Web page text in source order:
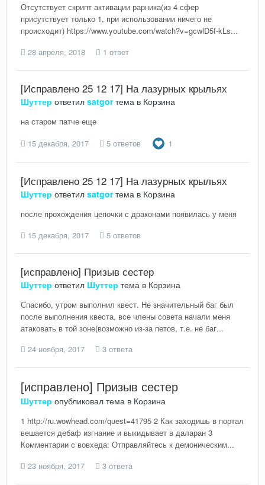
Отсутствует скрипт активации рарника(из 4 сфер
присутствует только 1, при использовании ничего не
происходит) https://www.youtube.com/watch?v=gcwlD5f-kLs...
28 апреля, 2018
1 ответ
[Исправлено 25 12 17] На лазурных крыльях
Шуттер ответил satgorтема в Корзина
на старом патче еще
15 декабря, 2017
5 ответов 1
[Исправлено 25 12 17] На лазурных крыльях
Шуттер ответил satgorтема в Корзина
после прохождения цепочки с драконами появилась у меня
15 декабря, 2017
5 ответов
[исправлено] Призыв сестер
Шуттер ответил Шуттер тема в Корзина
Спасибо, утром выполнил квест. Не значительный баг был
после выполнения квеста, все члены совета начали меня
атаковать в той зоне(возможно из-за петов, т.е. не баг...
24 ноября, 2017
3 ответа
[исправлено] Призыв сестер
Шуттер опубликовал тема в Корзина
1 http://ru.wowhead.com/quest=41795 2 Как заходишь в портал
вешается дебаф изгнание и выкидывает в даларан 3
Комментарии с вовхеда: Отправляйтесь к демоническим...
23 ноября, 2017
3 ответа